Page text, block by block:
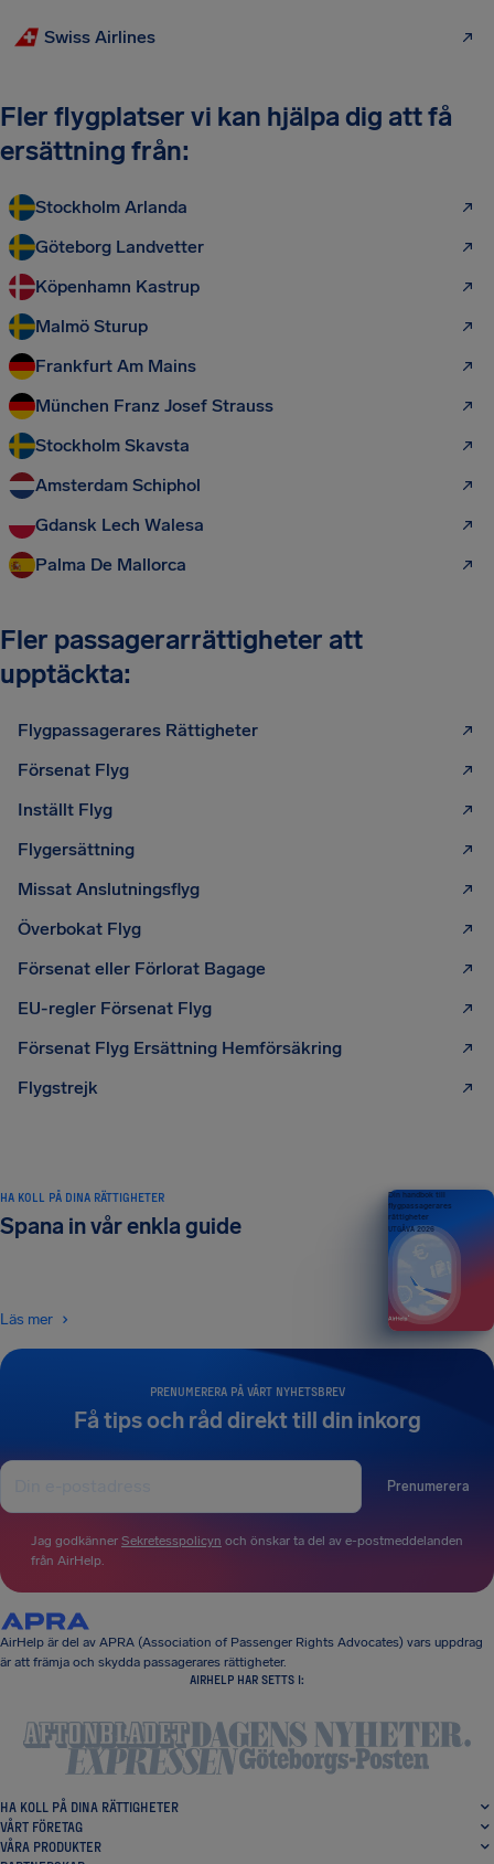
Swiss Airlines
Fler flygplatser vi kan hjälpa dig att få
ersättning från:
Stockholm Arlanda
Göteborg Landvetter
Köpenhamn Kastrup
Malmö Sturup
Frankfurt Am Mains
München Franz Josef Strauss
Stockholm Skavsta
Amsterdam Schiphol
Gdansk Lech Walesa
Palma De Mallorca
Fler passagerarrättigheter att
upptäckta:
Flygpassagerares Rättigheter
Försenat Flyg
Inställt Flyg
Flygersättning
Missat Anslutningsflyg
Överbokat Flyg
Försenat eller Förlorat Bagage
EU-regler Försenat Flyg
Försenat Flyg Ersättning Hemförsäkring
Flygstrejk
PRENUMERERA PÅ VÅRT NYHETSBREV
Få tips och råd direkt till din inkorg
Prenumerera
Jag godkänner Sekretesspolicyn och önskar ta del av e-postmeddelanden
från AirHelp.
HA KOLL PÅ DINA RÄTTIGHETER
Spana in vår enkla guide
Läs mer
Din handbok till
flygpassagerares
rättigheter
UTGÅVA 2026
AirHelp är del av APRA (Association of Passenger Rights Advocates) vars uppdrag
är att främja och skydda passagerares rättigheter.
AIRHELP HAR SETTS I:
HA KOLL PÅ DINA RÄTTIGHETER
VÅRT FÖRETAG
VÅRA PRODUKTER